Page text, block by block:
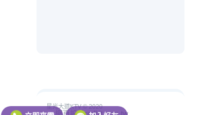
星光大道KTV © 2020